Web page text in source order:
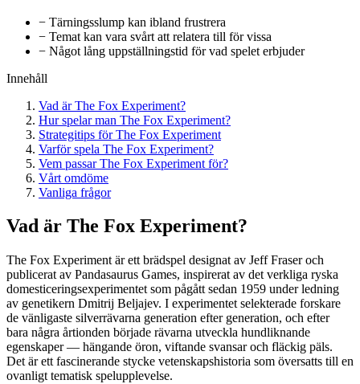
− Tärningsslump kan ibland frustrera
− Temat kan vara svårt att relatera till för vissa
− Något lång uppställningstid för vad spelet erbjuder
Innehåll
Vad är The Fox Experiment?
Hur spelar man The Fox Experiment?
Strategitips för The Fox Experiment
Varför spela The Fox Experiment?
Vem passar The Fox Experiment för?
Vårt omdöme
Vanliga frågor
Vad är The Fox Experiment?
The Fox Experiment är ett brädspel designat av Jeff Fraser och
publicerat av Pandasaurus Games, inspirerat av det verkliga ryska
domesticeringsexperimentet som pågått sedan 1959 under ledning
av genetikern Dmitrij Beljajev. I experimentet selekterade forskare
de vänligaste silverrävarna generation efter generation, och efter
bara några årtionden började rävarna utveckla hundliknande
egenskaper — hängande öron, viftande svansar och fläckig päls.
Det är ett fascinerande stycke vetenskapshistoria som översatts till en
ovanligt tematisk spelupplevelse.